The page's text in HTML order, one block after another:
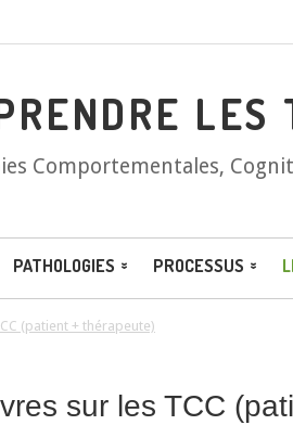
LES
Comportementales,
PATHOLOGIES PROCESSUS
(patient + thérapeute)
sur les TCC